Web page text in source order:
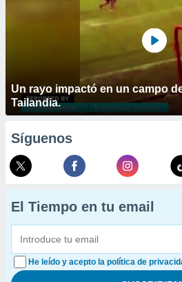
Un rayo impactó en un campo
Tailandia.
Síguenos
El Tiempo en tu email
He leído y acepto la política de